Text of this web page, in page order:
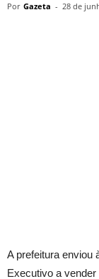
Por Gazeta - 28 de
A prefeitura enviou
Executivo a